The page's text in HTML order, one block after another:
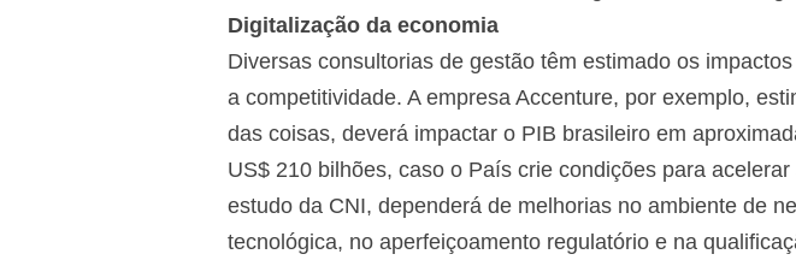
Digitalização da economia
Diversas consultorias de gestão têm estimado os
a competitividade. A empresa Accenture, por exemplo,
das coisas, deverá impactar o PIB brasileiro em
US$ 210 bilhões, caso o País crie condições para
estudo da CNI, dependerá de melhorias no ambiente de
tecnológica, no aperfeiçoamento regulatório e na